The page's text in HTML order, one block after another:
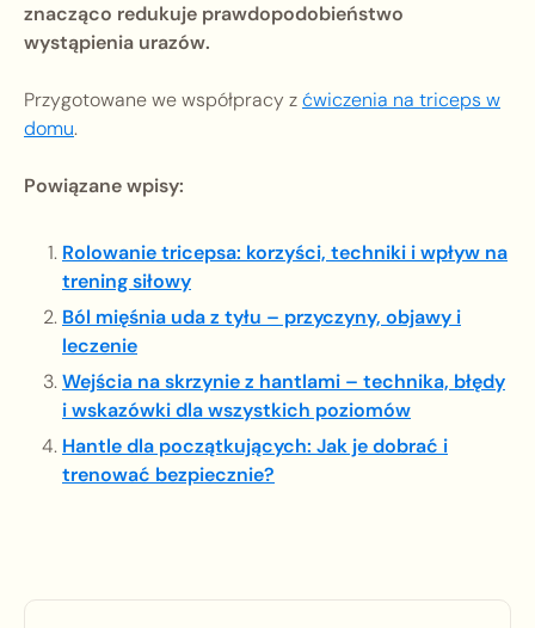
znacząco redukuje prawdopodobieństwo
wystąpienia urazów.
Przygotowane we współpracy zćwiczenia na triceps w
domu.
Powiązane wpisy:
Rolowanie tricepsa: korzyści, techniki i wpływ na
trening siłowy
Ból mięśnia uda z tyłu – przyczyny, objawy i
leczenie
Wejścia na skrzynie z hantlami – technika, błędy
i wskazówki dla wszystkich poziomów
Hantle dla początkujących: Jak je dobrać i
trenować bezpiecznie?